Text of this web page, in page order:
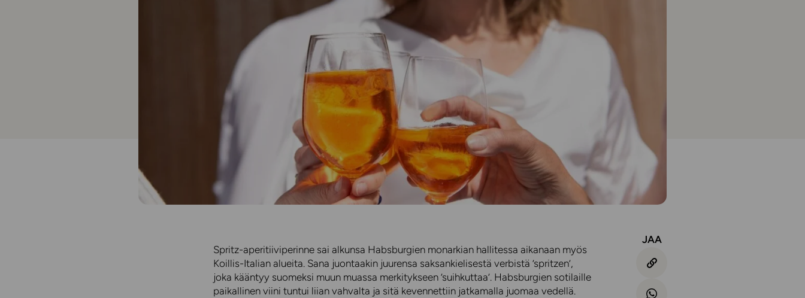
Spritz-aperitiiviperinne sai alkunsa Habsburgien monarkian hallitessa aikanaan myös
Koillis-Italian alueita. Sana juontaakin juurensa saksankielisestä verbistä ’spritzen’,
joka kääntyy suomeksi muun muassa merkitykseen ’suihkuttaa’. Habsburgien sotilaille
paikallinen viini tuntui liian vahvalta ja sitä kevennettiin jatkamalla juomaa vedellä.
JAA